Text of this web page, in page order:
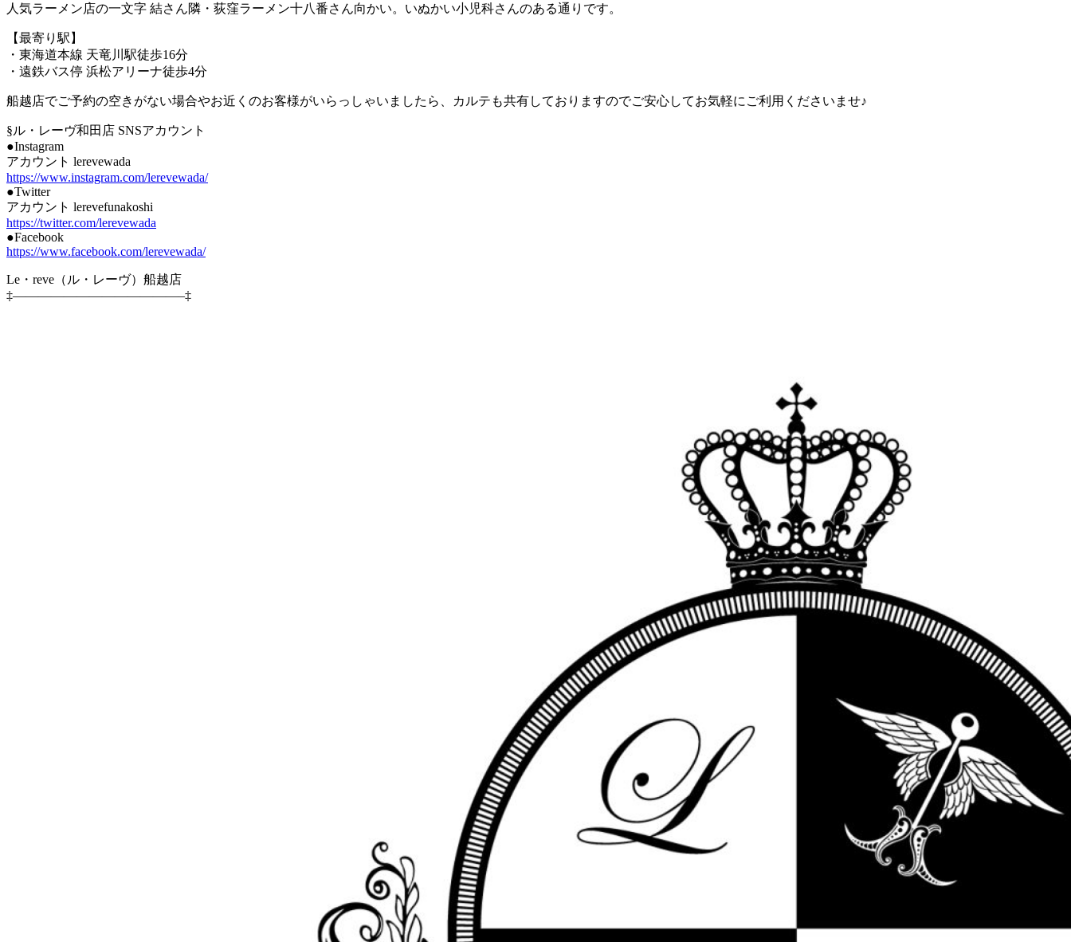
人気ラーメン店の一文字 結さん隣・荻窪ラーメン十八番さん向かい。いぬかい小児科さんのある通りです。
【最寄り駅】
・東海道本線 天竜川駅徒歩16分
・遠鉄バス停 浜松アリーナ徒歩4分
船越店でご予約の空きがない場合やお近くのお客様がいらっしゃいましたら、カルテも共有しておりますのでご安心してお気軽にご利用くださいませ♪
§ル・レーヴ和田店 SNSアカウント
●Instagram
アカウント lerevewada
https://www.instagram.com/lerevewada/
●Twitter
アカウント lerevefunakoshi
https://twitter.com/lerevewada
●Facebook
https://www.facebook.com/lerevewada/
Le・reve（ル・レーヴ）船越店
‡—————————————–‡